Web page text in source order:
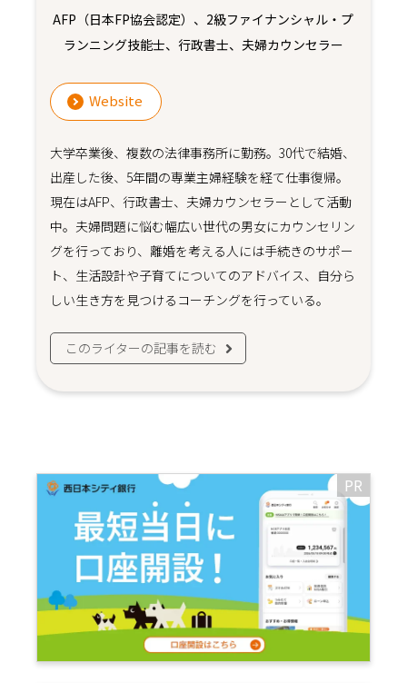
AFP（日本FP協会認定）、2級ファイナンシャル・プ
ランニング技能士、行政書士、夫婦カウンセラー
Website
大学卒業後、複数の法律事務所に勤務。30代で結婚、
出産した後、5年間の専業主婦経験を経て仕事復帰。
現在はAFP、行政書士、夫婦カウンセラーとして活動
中。夫婦問題に悩む幅広い世代の男女にカウンセリン
グを行っており、離婚を考える人には手続きのサポー
ト、生活設計や子育てについてのアドバイス、自分ら
しい生き方を見つけるコーチングを行っている。
このライターの記事を読む
PR